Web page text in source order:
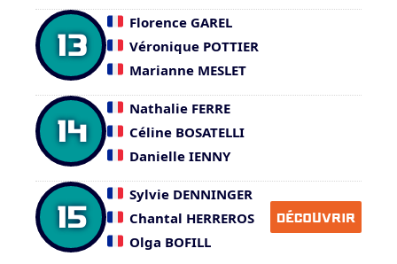
13
Florence GAREL
Véronique POTTIER
Marianne MESLET
14
Nathalie FERRE
Céline BOSATELLI
Danielle IENNY
15
Sylvie DENNINGER
Chantal HERREROS
Olga BOFILL
DÉCOUVRIR